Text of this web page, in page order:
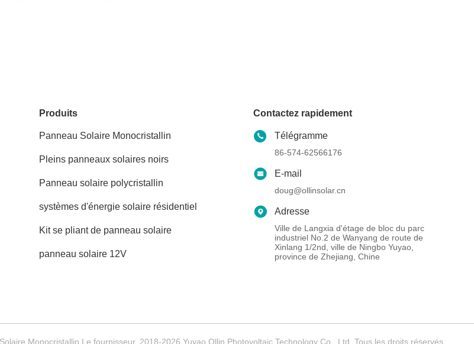
Produits
Panneau Solaire Monocristallin
Pleins panneaux solaires noirs
Panneau solaire polycristallin
systèmes d'énergie solaire résidentiel
Kit se pliant de panneau solaire
panneau solaire 12V
Contactez rapidement
Télégramme
86-574-62566176
E-mail
doug@ollinsolar.cn
Adresse
Ville de Langxia d'étage de bloc du parc
industriel No.2 de Wanyang de route de
Xinlang 1/2nd, ville de Ningbo Yuyao,
province de Zhejiang, Chine
Monocristallin Le fournisseur. 2018-2026 Yuyao Ollin Photovoltaic Technology Co., Ltd. Tous les droits réservés.